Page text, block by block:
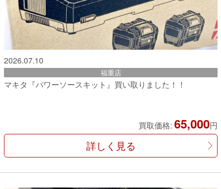
2026.07.10
福重店
マキタ『パワーソースキット』買い取りました！！
買取価格: 65,000円
詳しく見る